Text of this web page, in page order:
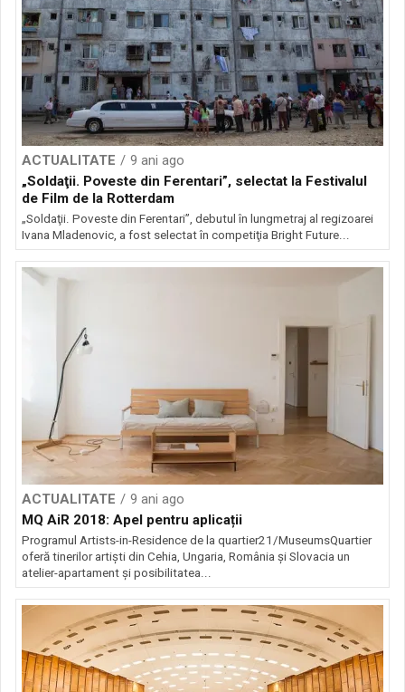
ACTUALITATE
9 ani ago
„Soldaţii. Poveste din Ferentari”, selectat la Festivalul
de Film de la Rotterdam
„Soldaţii. Poveste din Ferentari”, debutul în lungmetraj al regizoarei
Ivana Mladenovic, a fost selectat în competiţia Bright Future...
ACTUALITATE
9 ani ago
MQ AiR 2018: Apel pentru aplicații
Programul Artists-in-Residence de la quartier21/MuseumsQuartier
oferă tinerilor artişti din Cehia, Ungaria, România şi Slovacia un
atelier-apartament şi posibilitatea...